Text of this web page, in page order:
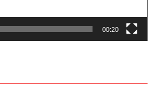
00:20